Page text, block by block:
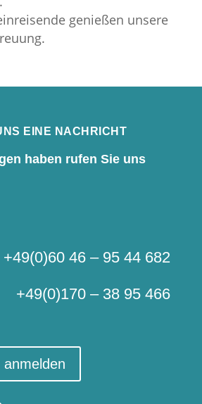
genießen unsere
EINE NACHRICHT
haben rufen Sie uns
+49(0)60 46 – 95 44 682
+49(0)170 – 38 95 466